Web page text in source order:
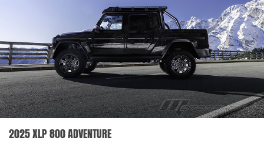
2025 XLP 800 ADVENTURE